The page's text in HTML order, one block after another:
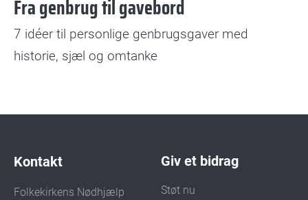
Fra genbrug til gavebord
7 idéer til personlige genbrugsgaver med
historie, sjæl og omtanke
Kontakt
Folkekirkens Nødhjælp
Giv et bidrag
Støt nu